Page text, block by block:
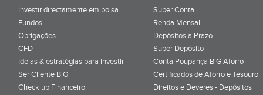
Investir directamente em bolsa
Fundos
Obrigações
CFD
Ideias & estratégias para investir
Ser Cliente BiG
Check up Financeiro
Super Conta
Renda Mensal
Depósitos a Prazo
Super Depósito
Conta Poupança BiG Aforro
Certificados de Aforro e Tesouro
Direitos e Deveres - Depósitos